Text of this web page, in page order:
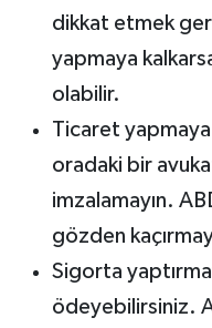
dikkat etmek
yapmaya
olabilir.
Ticaret yapmaya
oradaki bir
imzalamayın.
gözden
Sigorta
ödeyebilirsiniz.